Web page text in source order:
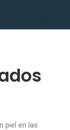
piel en las